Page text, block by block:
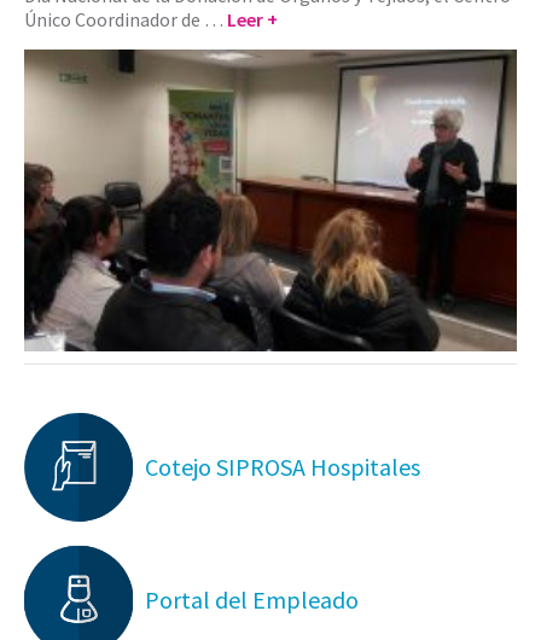
Único Coordinador de … Leer +
Cotejo SIPROSA Hospitales
Portal del Empleado